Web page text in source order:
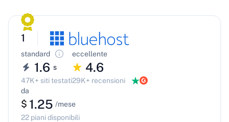
1
standard
1.6 s
47K+ siti testati
eccellente
4.6
29K+ recensioni
da
$ 1.25 /mese
22 piani disponibili